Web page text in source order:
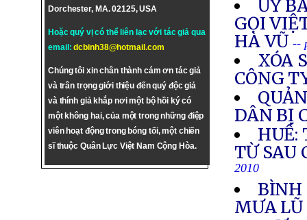
Dorchester, MA. 02125, USA
Hoặc quý vị có thể liên lạc với tác giả qua
email:dcbinh38@hotmail.com
Chúng tôi xin chân thành cám ơn tác giả
và trân trọng giới thiệu đến quý độc giả
và thính giả khắp nơi một bộ hồi ký có
một không hai, của một trong những điệp
viên hoạt động trong bóng tối, một chiến
sĩ thuộc Quân Lực Việt Nam Cộng Hòa.
ỦY
GỌI
HÀ VŨ--
XÓA
CÔNG
DÂN BỊ
HUẾ:
TỪ SAU
2010
BÌNH
MƯA LŨ